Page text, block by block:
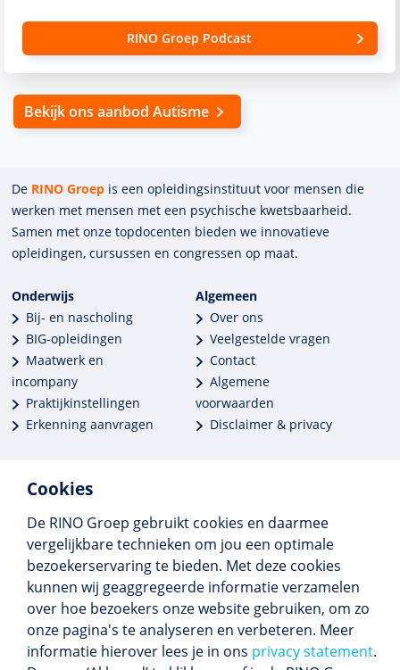
Cookies
De RINO Groep gebruikt cookies en daarmee
vergelijkbare technieken om jou een optimale
bezoekerservaring te bieden. Met deze cookies
kunnen wij geaggregeerde informatie verzamelen
over hoe bezoekers onze website gebruiken, om zo
onze pagina's te analyseren en verbeteren. Meer
informatie hierover lees je in ons privacy statement.
RINO Groep Podcast
Bekijk ons aanbod Autisme
De RINO Groep is een opleidings­insti­tuut voor mensen die
werken met mensen met een psychische kwets­baar­heid.
Samen met onze top­docenten bieden we innova­tieve
opleidingen, cursussen en congres­sen op maat.
Onderwijs
Bij- en nascholing
BIG-opleidingen
Maatwerk en
incompany
Praktijkinstellingen
Erkenning aanvragen
Algemeen
Over ons
Veelgestelde vragen
Contact
Algemene
voorwaarden
Disclaimer & privacy
Meer dan 250 opleidingen
Alle BIG-opleidingen in huis
Cedeo-erkend en CRKBO-geregistreerd
Gemiddelde beoordeling 8,4